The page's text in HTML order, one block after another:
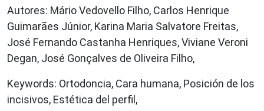
Autores: Mário Vedovello Filho, Carlos Henrique
Guimarães Júnior, Karina Maria Salvatore Freitas,
José Fernando Castanha Henriques, Viviane Veroni
Degan, José Gonçalves de Oliveira Filho,
Keywords: Ortodoncia, Cara humana, Posición de los
incisivos, Estética del perfil,